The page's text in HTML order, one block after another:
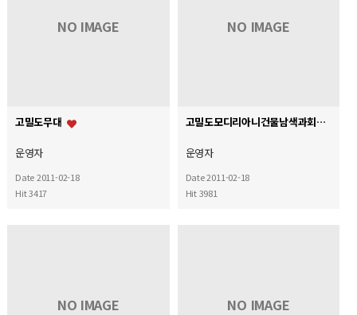
NO IMAGE
고밀도무대
운영자
Date 2011-02-18
Hit 3417
NO IMAGE
고밀도모디리아니건물남색과회색10층
운영자
Date 2011-02-18
Hit 3981
NO IMAGE NO IMAGE